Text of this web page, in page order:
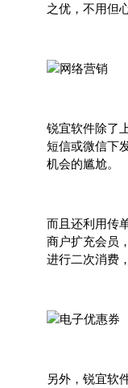
之优，不用但
锐宜软件除了
短信或微信下
机会的尴尬。
而且还利用传
商户扩充会员
进行二次消费
另外，锐宜软